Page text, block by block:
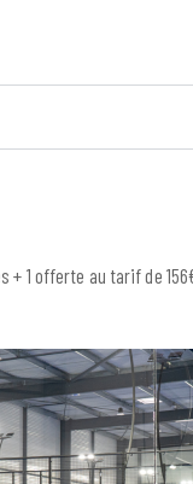
+ 1 offerte au tarif de